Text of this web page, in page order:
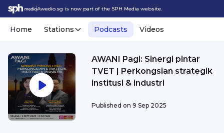
Awedio.sg is now part of the SPH Media website.
Home Stations Podcasts Videos
AWANI Pagi: Sinergi pintar
TVET | Perkongsian strategik
institusi & industri
Published on 9 Sep 2025